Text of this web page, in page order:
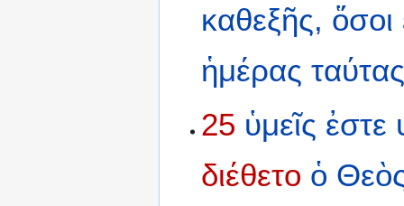
καθεξῆς, ὅσοι
ἡμέρας
25 ὑμεῖς ἐστε
διέθετο ὁ